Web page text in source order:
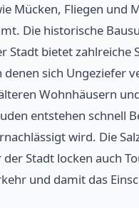
Mücken, Fliegen und
Die historische
Stadt bietet zahlreiche
sich Ungeziefer
Wohnhäusern
entstehen schnell
wird. Die
Stadt locken auch
und damit das